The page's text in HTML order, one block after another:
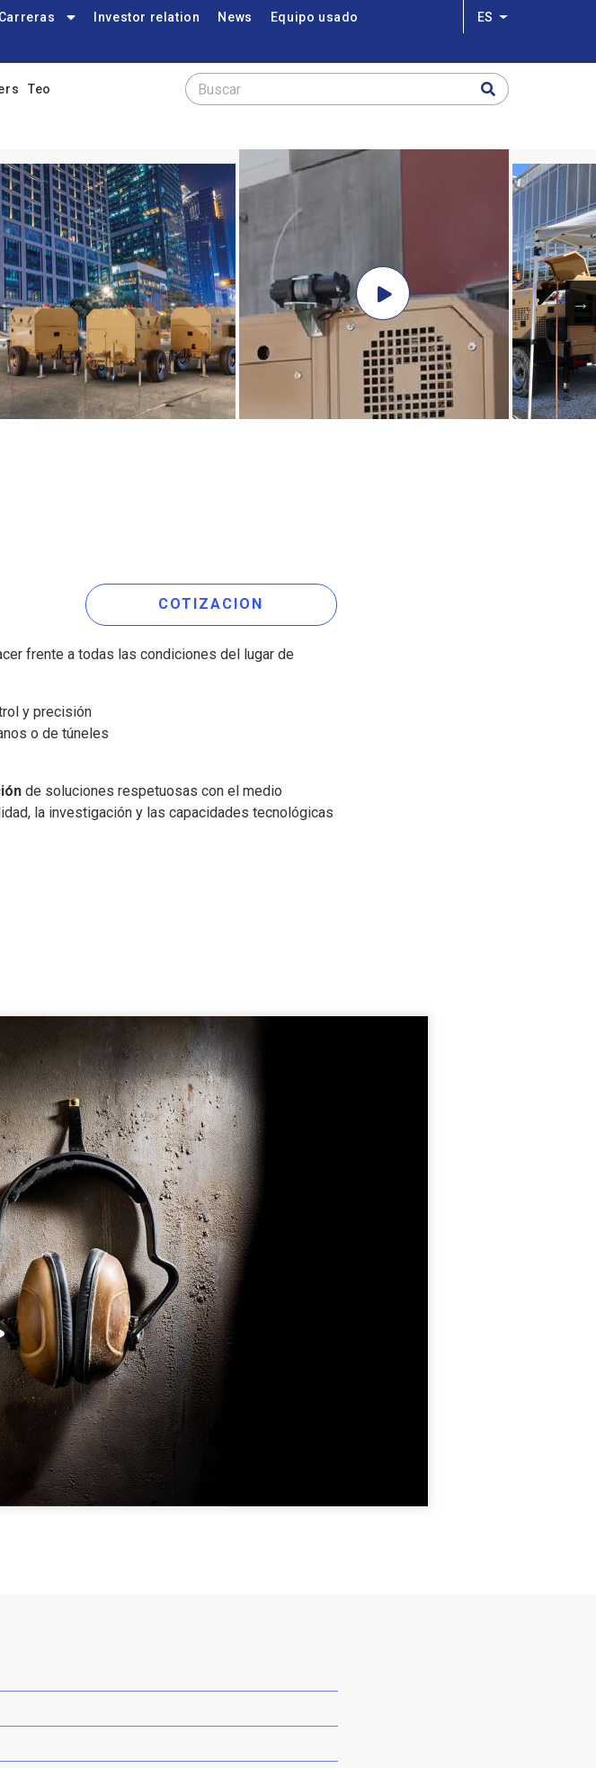
Carreras Investor relation News Equipo usado ES Lista adicional
Teo Buscar
COTIZACION
frente a todas las condiciones del lugar de
y precisión
o de túneles
de soluciones respetuosas con el medio
la investigación y las capacidades tecnológicas